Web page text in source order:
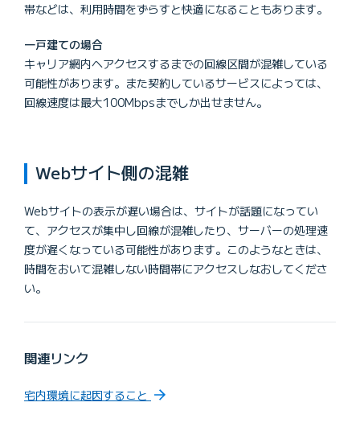
帯などは、利用時間をずらすと快適になることもあります。
一戸建ての場合
キャリア網内へアクセスするまでの回線区間が混雑している
可能性があります。また契約しているサービスによっては、
回線速度は最大100Mbpsまでしか出せません。
Webサイト側の混雑
Webサイトの表示が遅い場合は、サイトが話題になってい
て、アクセスが集中し回線が混雑したり、サーバーの処理速
度が遅くなっている可能性があります。このようなときは、
時間をおいて混雑しない時間帯にアクセスしなおしてくださ
い。
関連リンク
宅内環境に起因すること